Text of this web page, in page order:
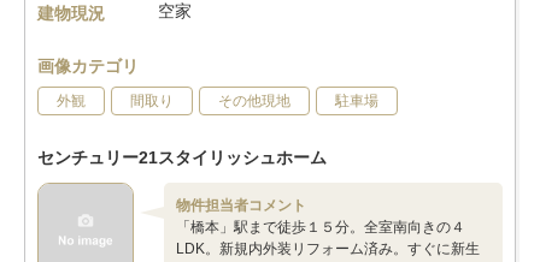
建物現況
空家
画像カテゴリ
外観 間取り その他現地 駐車場
センチュリー21スタイリッシュホーム
物件担当者コメント
「橋本」駅まで徒歩１５分。全室南向きの４
LDK。新規内外装リフォーム済み。すぐに新生